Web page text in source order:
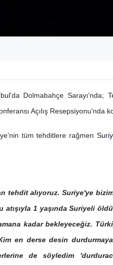
'da Dolmabahçe Sarayı'nda;
Açılış Resepsiyonu'nda
tüm tehditlere rağmen
tehdit alıyoruz. Suriye'ye bizim
1 yaşında Suriyeli
kadar bekleyeceğiz.
Kim en derse desin
de söyledim